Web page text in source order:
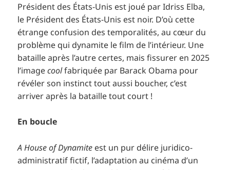
Président des États-Unis est joué par Idriss Elba,
le Président des États-Unis est noir. D’où cette
étrange confusion des temporalités, au cœur du
problème qui dynamite le film de l’intérieur. Une
bataille après l’autre certes, mais fissurer en 2025
l’imagecoolfabriquée par Barack Obama pour
révéler son instinct tout aussi boucher, c’est
arriver après la bataille tout court !
En boucle
A House of Dynamite est un pur délire juridico-
administratif fictif, l’adaptation au cinéma d’un